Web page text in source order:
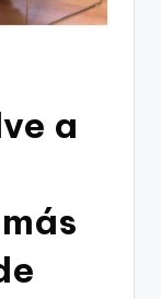
a